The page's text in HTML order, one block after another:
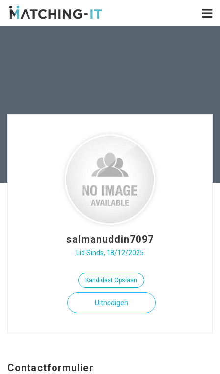
salmanuddin7097
Lid Sinds, 18/12/2025
Kandidaat Opslaan
Uitnodigen
Contactformulier